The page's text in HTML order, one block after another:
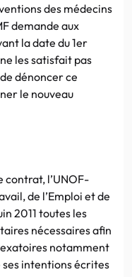
des médecins
demande aux
la date du 1er
les satisfait pas
dénoncer ce
le nouveau
contrat, l’UNOF-
de l’Emploi et de
2011 toutes les
nécessaires afin
notamment
ses intentions écrites